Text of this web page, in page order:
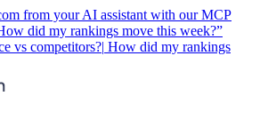
from your AI assistant with our MCP
did my rankings move this week?”
vs competitors?| How did my rankings